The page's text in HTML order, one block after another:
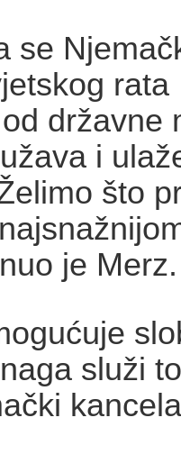
se
rata
državne
i
što
je Merz.
služi